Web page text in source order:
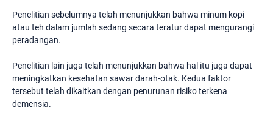
Penelitian sebelumnya telah menunjukkan bahwa minum kopi
atau teh dalam jumlah sedang secara teratur dapat mengurangi
peradangan.
Penelitian lain juga telah menunjukkan bahwa hal itu juga dapat
meningkatkan kesehatan sawar darah-otak. Kedua faktor
tersebut telah dikaitkan dengan penurunan risiko terkena
demensia.